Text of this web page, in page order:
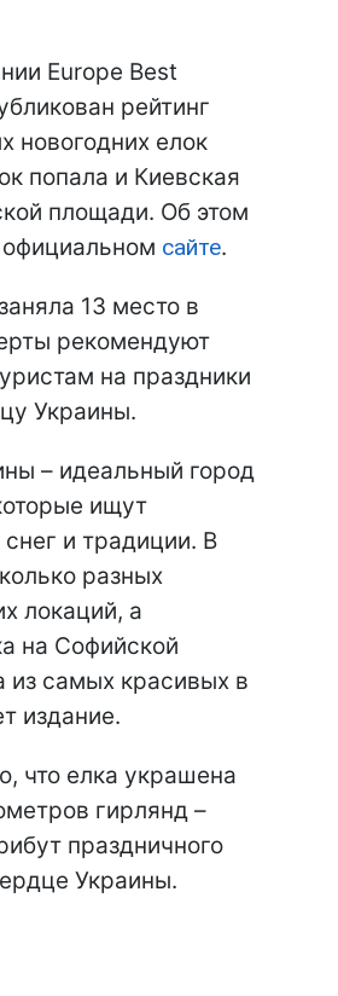
Europe Best
рейтинг
новогодних елок
попала и Киевская
площади. Об этом
сайте.
13 место в
рекомендуют
на праздники
Украины.
– идеальный город
ищут
снег и традиции. В
разных
локаций, а
на Софийской
из самых красивых в
издание.
что елка украшена
гирлянд –
праздничного
Украины.